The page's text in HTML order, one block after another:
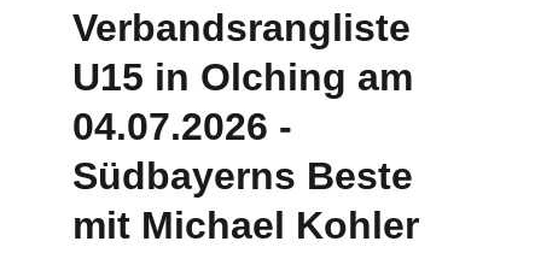
Verbandsrangliste
U15 in Olching am
04.07.2026 -
Südbayerns Beste
mit Michael Kohler